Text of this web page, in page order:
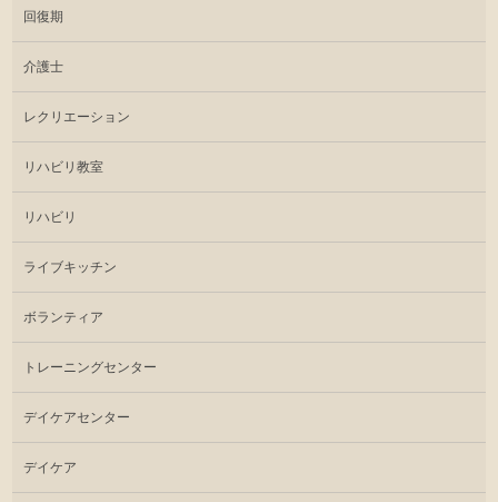
回復期
介護士
レクリエーション
リハビリ教室
リハビリ
ライブキッチン
ボランティア
トレーニングセンター
デイケアセンター
デイケア